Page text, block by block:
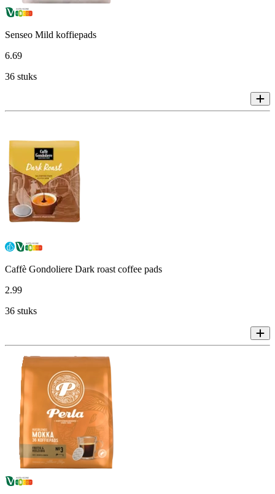
Senseo Mild koffiepads
6.69
36 stuks
Caffè Gondoliere Dark roast coffee pads
2.99
36 stuks